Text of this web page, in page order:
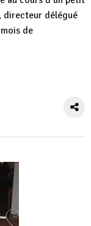
directeur délégué
de